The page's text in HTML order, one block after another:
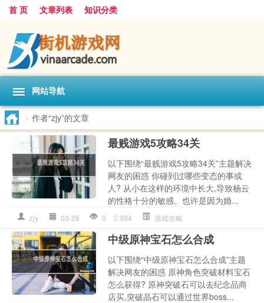
首 页 文章列表 知识分类
网站导航
> 作者“zjy”的文章
最贱游戏5攻略34关
以下围绕“最贱游戏5攻略34关”主题解决
网友的困惑 你碰到过哪些变态的事或
人? 从小在这样的环境中长大,导致杨云
的性格十分的敏感。也许是因为婚...
zjy 03-26 0 994 游戏攻略
中级原神宝石怎么合成
以下围绕“中级原神宝石怎么合成”主题
解决网友的困惑 原神角色突破材料宝石
怎么获得? 原神突破石可以去纪念品商
店买,突破晶石可以通过世界boss...